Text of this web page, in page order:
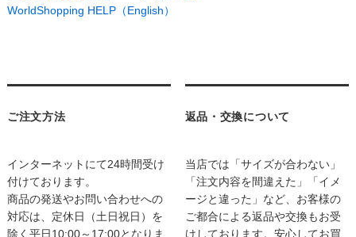
WorldShopping HELP（English）
ご注文方法
インターネットにて24時間受け
付けております。
商品の発送やお問い合わせへの
対応は、定休日（土日祝日）を
除く平日10:00～17:00となりま
返品・交換について
当店では「サイズが合わない」
「注文内容を間違えた」「イメ
ージと違った」など、お客様の
ご都合による返品や交換もお受
けしております。安心してお買